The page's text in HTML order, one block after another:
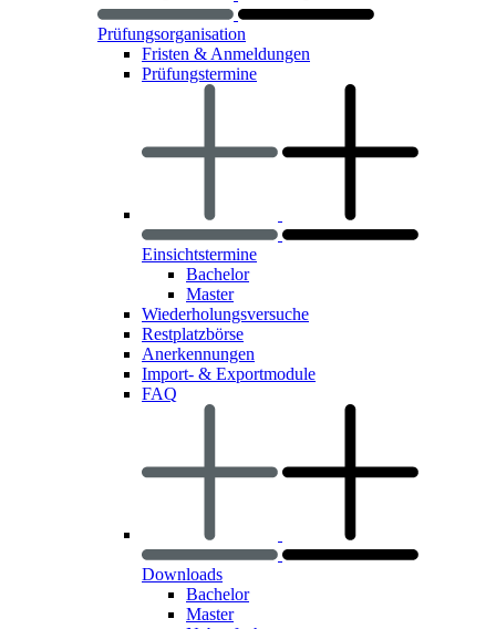
Prüfungsorganisation
Fristen & Anmeldungen
Prüfungstermine
Einsichtstermine
Bachelor
Master
Wiederholungsversuche
Restplatzbörse
Anerkennungen
Import- & Exportmodule
FAQ
Downloads
Bachelor
Master